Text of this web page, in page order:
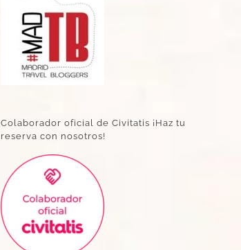
Colaborador oficial de Civitatis ¡Haz tu
reserva con nosotros!